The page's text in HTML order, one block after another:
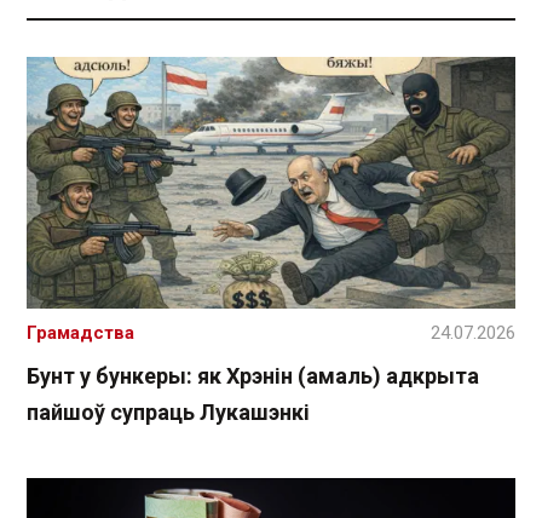
Бунт у бункеры: як Хрэнін (амаль) адкрыта
пайшоў супраць Лукашэнкі
Грамадства 24.07.2026